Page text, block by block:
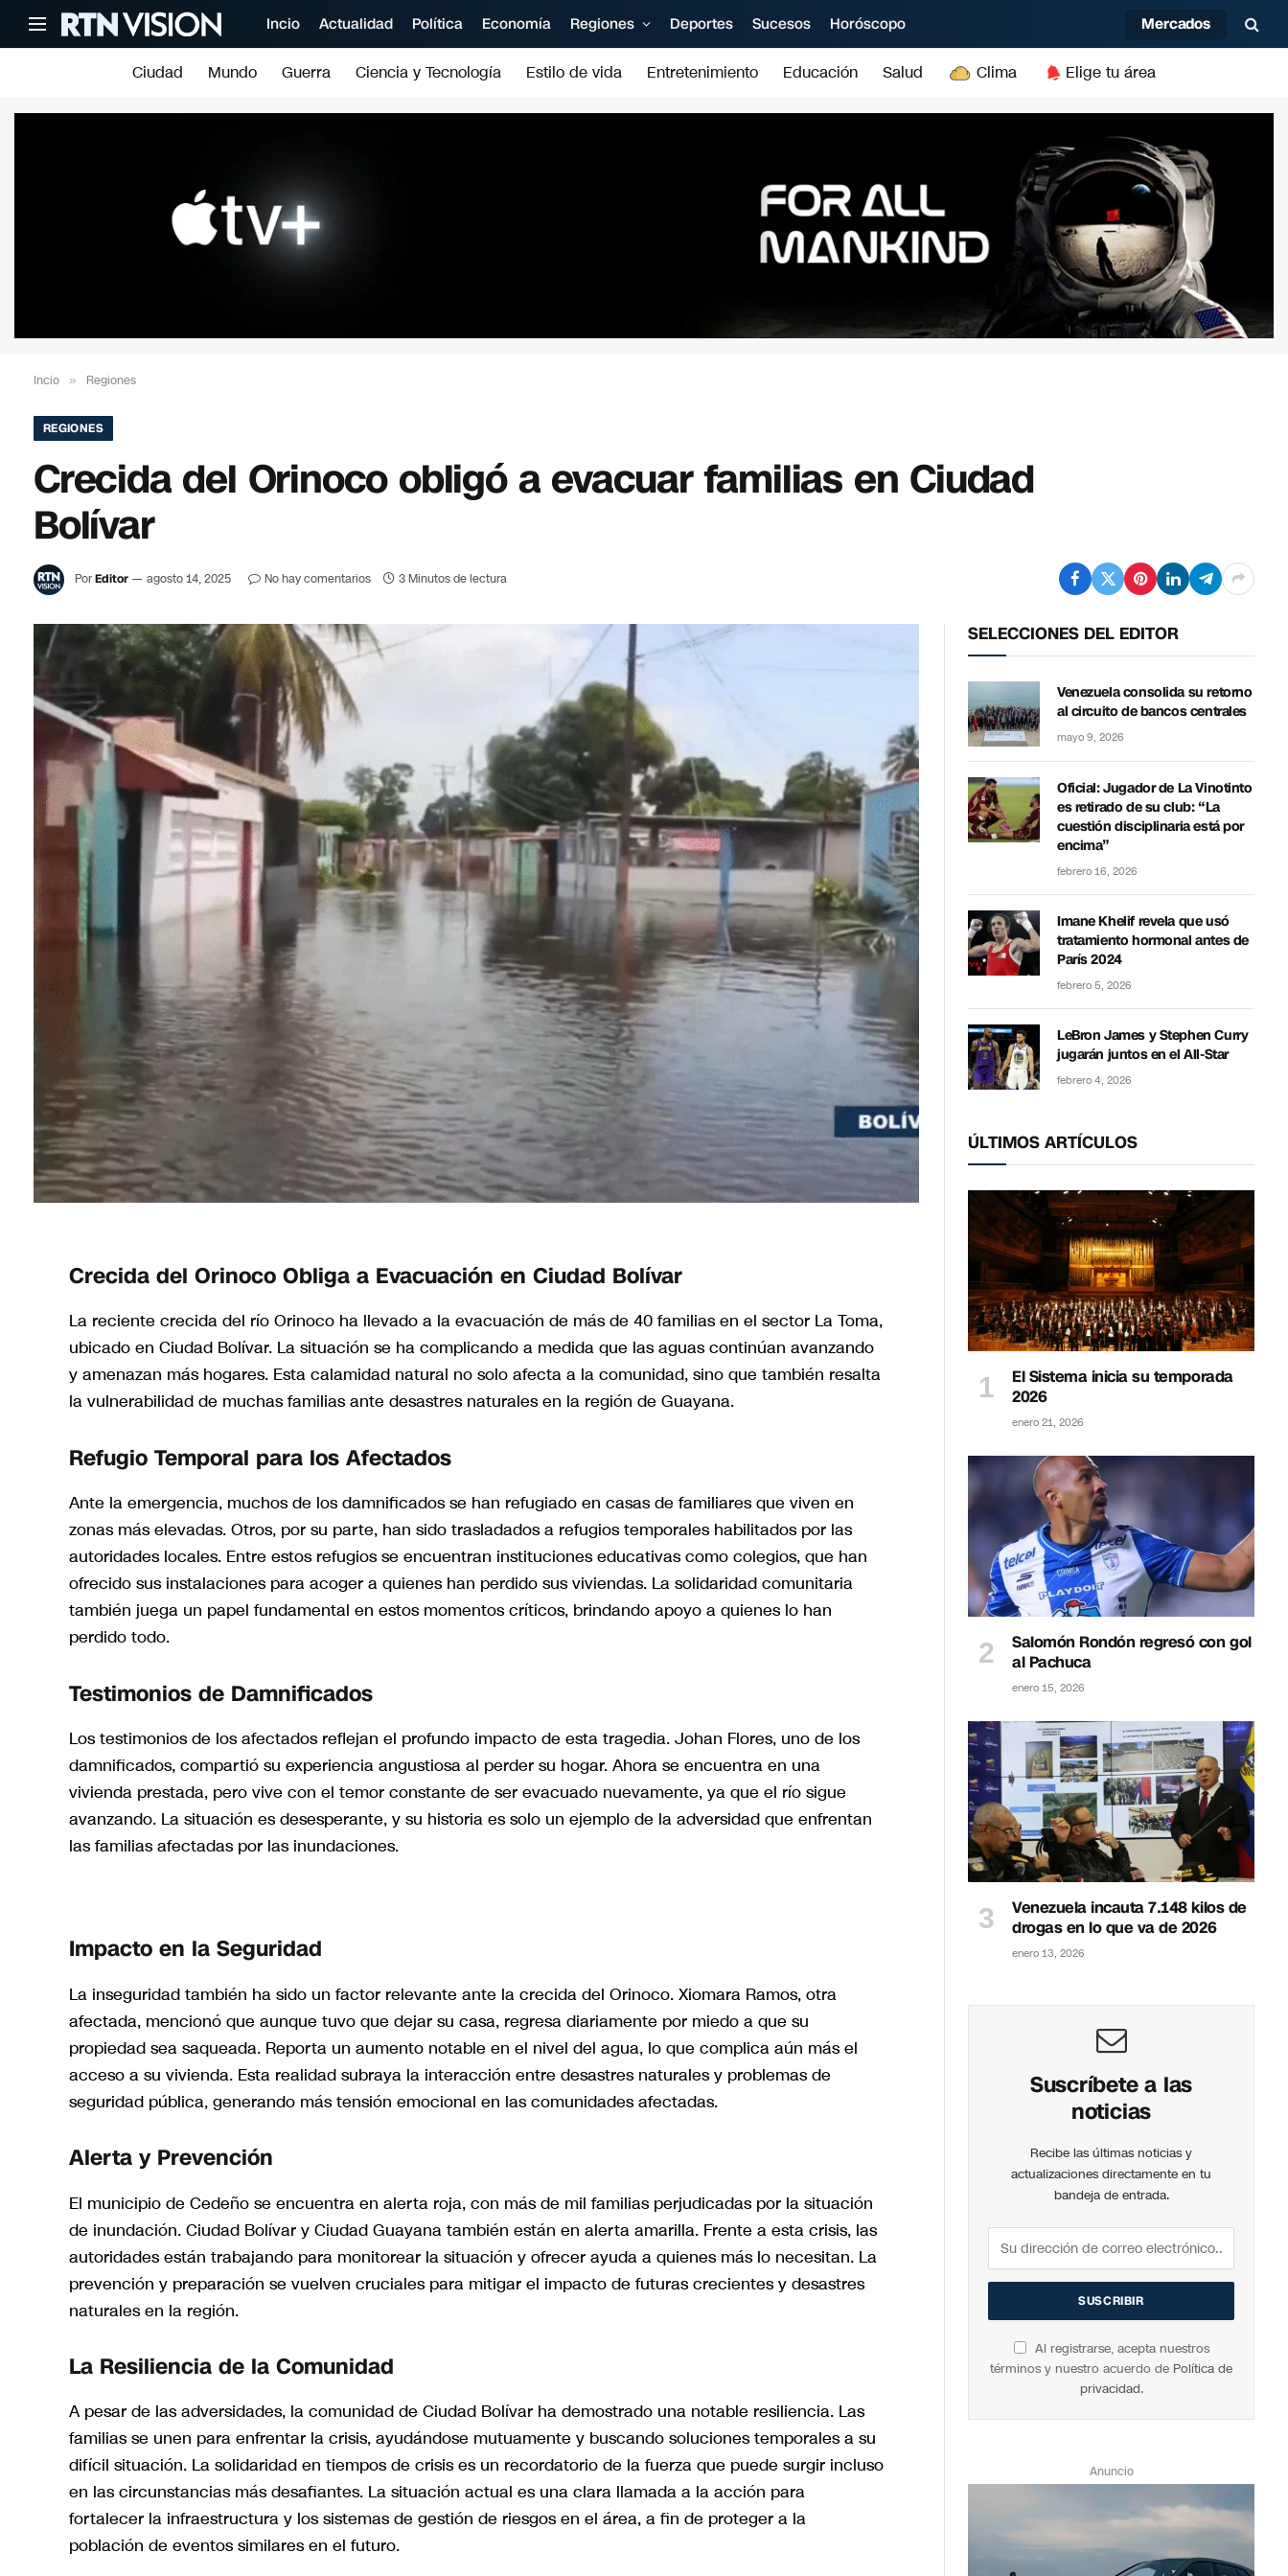
Incio Actualidad Política Economía Regiones Deportes Sucesos Horóscopo Mercados
Ciudad Mundo Guerra Ciencia y Tecnología Estilo de vida Entretenimiento Educación Salud Clima Elige tu área
Incio » Regiones
REGIONES
Crecida del Orinoco obligó a evacuar familias en Ciudad
Bolívar
PorEditor agosto 14, 2025 No hay comentarios 3 Minutos de lectura
Crecida del Orinoco Obliga a Evacuación en Ciudad Bolívar
La reciente crecida del río Orinoco ha llevado a la evacuación de más de 40 familias en el sector La Toma,
ubicado en Ciudad Bolívar. La situación se ha complicando a medida que las aguas continúan avanzando
y amenazan más hogares. Esta calamidad natural no solo afecta a la comunidad, sino que también resalta
la vulnerabilidad de muchas familias ante desastres naturales en la región de Guayana.
Refugio Temporal para los Afectados
Ante la emergencia, muchos de los damnificados se han refugiado en casas de familiares que viven en
zonas más elevadas. Otros, por su parte, han sido trasladados a refugios temporales habilitados por las
autoridades locales. Entre estos refugios se encuentran instituciones educativas como colegios, que han
ofrecido sus instalaciones para acoger a quienes han perdido sus viviendas. La solidaridad comunitaria
también juega un papel fundamental en estos momentos críticos, brindando apoyo a quienes lo han
perdido todo.
Testimonios de Damnificados
Los testimonios de los afectados reflejan el profundo impacto de esta tragedia. Johan Flores, uno de los
damnificados, compartió su experiencia angustiosa al perder su hogar. Ahora se encuentra en una
vivienda prestada, pero vive con el temor constante de ser evacuado nuevamente, ya que el río sigue
avanzando. La situación es desesperante, y su historia es solo un ejemplo de la adversidad que enfrentan
las familias afectadas por las inundaciones.
Impacto en la Seguridad
La inseguridad también ha sido un factor relevante ante la crecida del Orinoco. Xiomara Ramos, otra
afectada, mencionó que aunque tuvo que dejar su casa, regresa diariamente por miedo a que su
propiedad sea saqueada. Reporta un aumento notable en el nivel del agua, lo que complica aún más el
acceso a su vivienda. Esta realidad subraya la interacción entre desastres naturales y problemas de
seguridad pública, generando más tensión emocional en las comunidades afectadas.
Alerta y Prevención
El municipio de Cedeño se encuentra en alerta roja, con más de mil familias perjudicadas por la situación
de inundación. Ciudad Bolívar y Ciudad Guayana también están en alerta amarilla. Frente a esta crisis, las
autoridades están trabajando para monitorear la situación y ofrecer ayuda a quienes más lo necesitan. La
prevención y preparación se vuelven cruciales para mitigar el impacto de futuras crecientes y desastres
naturales en la región.
La Resiliencia de la Comunidad
A pesar de las adversidades, la comunidad de Ciudad Bolívar ha demostrado una notable resiliencia. Las
familias se unen para enfrentar la crisis, ayudándose mutuamente y buscando soluciones temporales a su
difícil situación. La solidaridad en tiempos de crisis es un recordatorio de la fuerza que puede surgir incluso
en las circunstancias más desafiantes. La situación actual es una clara llamada a la acción para
fortalecer la infraestructura y los sistemas de gestión de riesgos en el área, a fin de proteger a la
población de eventos similares en el futuro.
SELECCIONES DEL EDITOR
Venezuela consolida su retorno
al circuito de bancos centrales
mayo 9, 2026
Oficial: Jugador de La Vinotinto
es retirado de su club: “La
cuestión disciplinaria está por
encima”
febrero 16, 2026
Imane Khelif revela que usó
tratamiento hormonal antes de
París 2024
febrero 5, 2026
LeBron James y Stephen Curry
jugarán juntos en el All-Star
febrero 4, 2026
ÚLTIMOS ARTÍCULOS
El Sistema inicia su temporada
2026
enero 21, 2026
Salomón Rondón regresó con gol
al Pachuca
enero 15, 2026
Venezuela incauta 7.148 kilos de
drogas en lo que va de 2026
enero 13, 2026
Suscríbete a las
noticias
Recibe las últimas noticias y
actualizaciones directamente en tu
bandeja de entrada.
Al registrarse, acepta nuestros
términos y nuestro acuerdo de Política de
privacidad.
Anuncio